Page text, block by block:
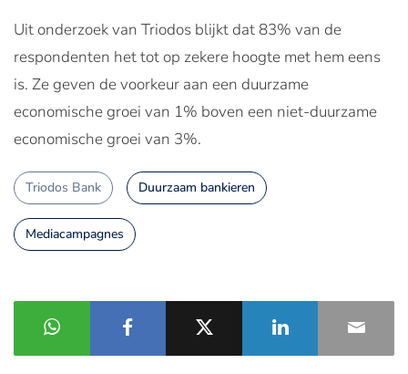
Uit onderzoek van Triodos blijkt dat 83% van de
respondenten het tot op zekere hoogte met hem eens
is. Ze geven de voorkeur aan een duurzame
economische groei van 1% boven een niet-duurzame
economische groei van 3%.
Triodos Bank Duurzaam bankieren
Mediacampagnes